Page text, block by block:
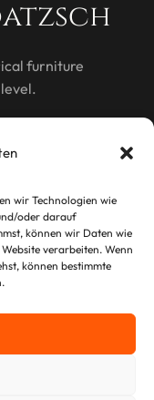
wir Technologien wie
oder darauf
können wir Daten wie
verarbeiten. Wenn
können bestimmte
furniture